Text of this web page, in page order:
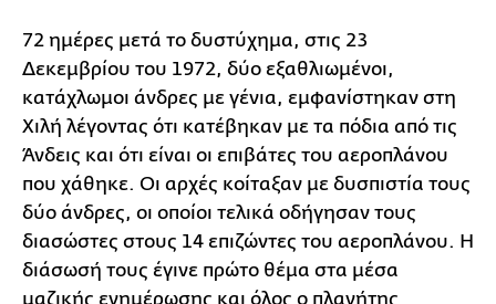
72 ημέρες μετά το δυστύχημα, στις 23
Δεκεμβρίου του 1972, δύο εξαθλιωμένοι,
κατάχλωμοι άνδρες με γένια, εμφανίστηκαν στη
Χιλή λέγοντας ότι κατέβηκαν με τα πόδια από τις
Άνδεις και ότι είναι οι επιβάτες του αεροπλάνου
που χάθηκε. Oι αρχές κοίταξαν με δυσπιστία τους
δύο άνδρες, οι οποίοι τελικά οδήγησαν τους
διασώστες στους 14 επιζώντες του αεροπλάνου. Η
διάσωσή τους έγινε πρώτο θέμα στα μέσα
μαζικής ενημέρωσης και όλος ο πλανήτης